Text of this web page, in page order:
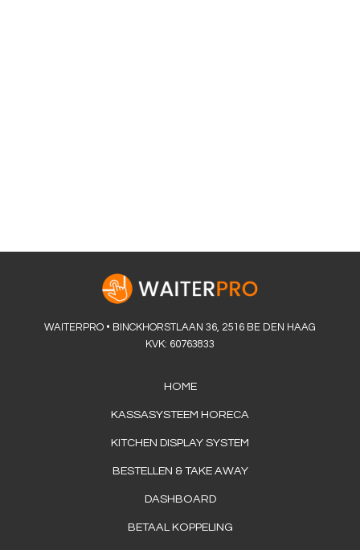
WAITERPRO • BINCKHORSTLAAN 36, 2516 BE DEN HAAG
KVK: 60763833
HOME
KASSASYSTEEM HORECA
KITCHEN DISPLAY SYSTEM
BESTELLEN & TAKE AWAY
DASHBOARD
BETAAL KOPPELING